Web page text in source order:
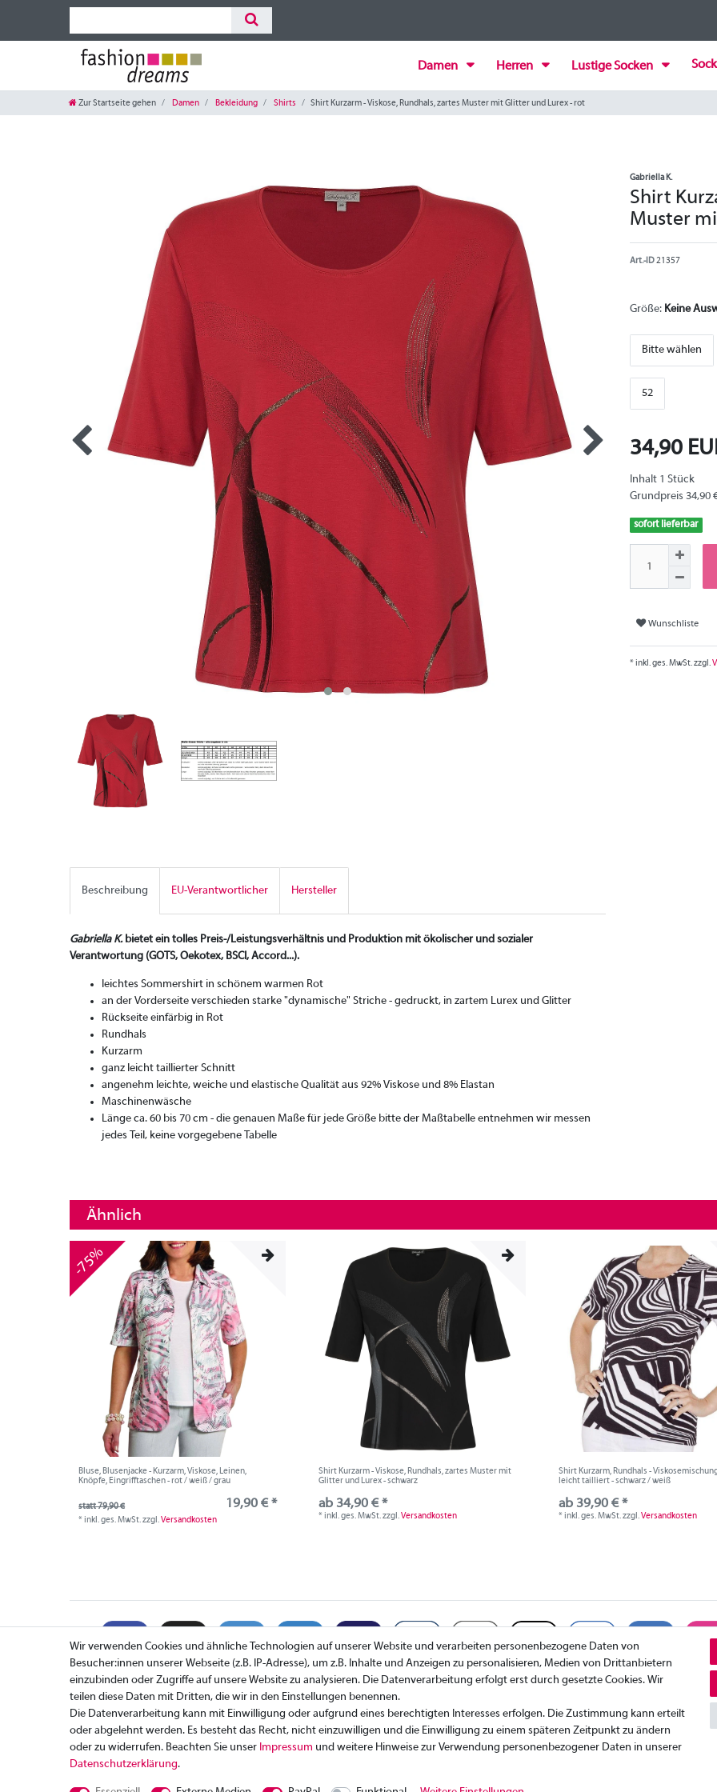
Damen Herren Lustige Socken
Zur Startseite gehen Damen Bekleidung Shirts Shirt Kurzarm - Viskose, Rundhals, zartes Muster mit Glitter und Lurex - rot
Gabriella K.
Shirt
Muster
Art.-ID21357
Größe: Keine
Bitte wählen
52
34,90
Inhalt 1 Stück
Grundpreis 34,90
sofort lieferbar
Wunschliste
* inkl. ges. MwSt. zzgl.
Beschreibung EU-Verantwortlicher Hersteller
Gabriella K.bietet ein tolles Preis-/Leistungsverhältnis und Produktion mit ökolischer und sozialer
Verantwortung (GOTS, Oekotex, BSCI, Accord...).
leichtes Sommershirt in schönem warmen Rot
an der Vorderseite verschieden starke "dynamische" Striche - gedruckt, in zartem Lurex und Glitter
Rückseite einfärbig in Rot
Rundhals
Kurzarm
ganz leicht taillierter Schnitt
angenehm leichte, weiche und elastische Qualität aus 92% Viskose und 8% Elastan
Maschinenwäsche
Länge ca. 60 bis 70 cm - die genauen Maße für jede Größe bitte der Maßtabelle entnehmen wir messen
jedes Teil, keine vorgegebene Tabelle
Ähnlich
-75%
Bluse, Blusenjacke - Kurzarm, Viskose, Leinen,
Knöpfe, Eingrifftaschen - rot / weiß / grau
statt 79,90 € 19,90 € *
*inkl. ges. MwSt.zzgl.Versandkosten
Shirt Kurzarm - Viskose, Rundhals, zartes Muster mit
Glitter und Lurex - schwarz
ab 34,90 € *
*inkl. ges. MwSt.zzgl.Versandkosten
Shirt Kurzarm, Rundhals -
leicht tailliert - schwarz / weiß
ab 39,90 € *
*inkl. ges. MwSt.zzgl.Versandkosten
Zahlung
Versand
Rücksendung
Datenschutzerklärung
AGB
Wir verwenden Cookies und ähnliche Technologien auf unserer Website und verarbeiten personenbezogene Daten von
Besucher:innen unserer Webseite (z.B. IP-Adresse), um z.B. Inhalte und Anzeigen zu personalisieren, Medien von Drittanbietern
einzubinden oder Zugriffe auf unsere Website zu analysieren. Die Datenverarbeitung erfolgt erst durch gesetzte Cookies. Wir
teilen diese Daten mit Dritten, die wir in den Einstellungen benennen.
Die Datenverarbeitung kann mit Einwilligung oder aufgrund eines berechtigten Interesses erfolgen. Die Zustimmung kann erteilt
oder abgelehnt werden. Es besteht das Recht, nicht einzuwilligen und die Einwilligung zu einem späteren Zeitpunkt zu ändern
oder zu widerrufen. Beachten Sie unser Impressum und weitere Hinweise zur Verwendung personenbezogener Daten in unserer
Daten­schutz­erklärung.